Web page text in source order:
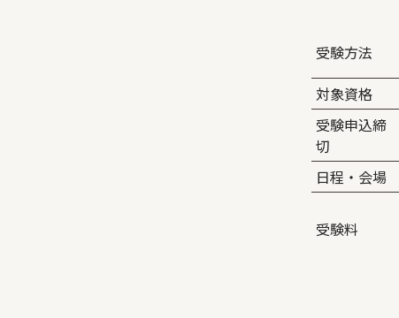
受験方法
対象資格
受験申込締
切
日程・会場
受験料